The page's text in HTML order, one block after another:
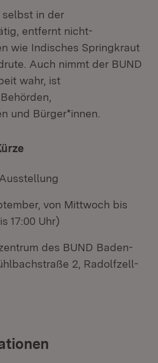
selbst in der
entfernt nicht-
wie Indisches Springkraut
Auch nimmt der BUND
wahr, ist
und Bürger*innen.
von Mittwoch bis
17:00 Uhr)
des BUND Baden-
2, Radolfzell-